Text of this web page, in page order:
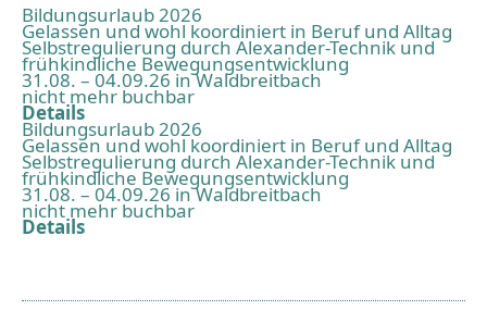
Bildungsurlaub 2026
Gelassen und wohl koordiniert in Beruf und Alltag
Selbstregulierung durch Alexander-Technik und
frühkindliche Bewegungsentwicklung
31.08. – 04.09.26 in Waldbreitbach
nicht mehr buchbar
Details
Bildungsurlaub 2026
Gelassen und wohl koordiniert in Beruf und Alltag
Selbstregulierung durch Alexander-Technik und
frühkindliche Bewegungsentwicklung
31.08. – 04.09.26 in Waldbreitbach
nicht mehr buchbar
Details